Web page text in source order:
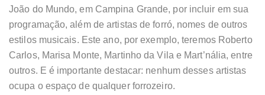
João do Mundo, em Campina Grande, por incluir em sua
programação, além de artistas de forró, nomes de outros
estilos musicais. Este ano, por exemplo, teremos Roberto
Carlos, Marisa Monte, Martinho da Vila e Mart’nália, entre
outros. E é importante destacar: nenhum desses artistas
ocupa o espaço de qualquer forrozeiro.